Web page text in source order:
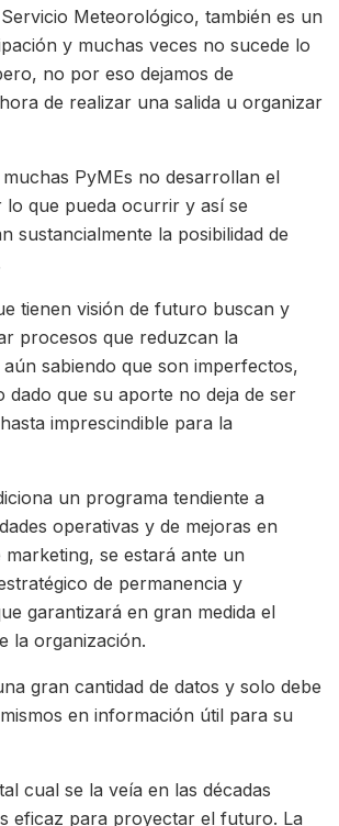
Meteorológico, también es un
y muchas veces no sucede lo
no por eso dejamos de
de realizar una salida u organizar
PyMEs no desarrollan el
lo que pueda ocurrir y así se
sustancialmente la posibilidad de
tienen visión de futuro buscan y
procesos que reduzcan la
sabiendo que son imperfectos,
dado que su aporte no deja de ser
imprescindible para la
un programa tendiente a
operativas y de mejoras en
se estará ante un
de permanencia y
garantizará en gran medida el
la organización.
gran cantidad de datos y solo debe
en información útil para su
cual se la veía en las décadas
eficaz para proyectar el futuro. La